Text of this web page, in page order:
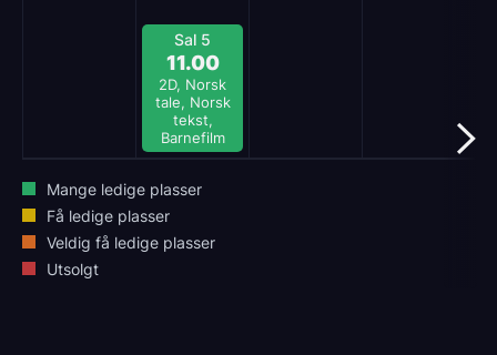
Sal 5
11.00
2D, Norsk
tale, Norsk
tekst,
Barnefilm
Mange ledige plasser
Få ledige plasser
Veldig få ledige plasser
Utsolgt